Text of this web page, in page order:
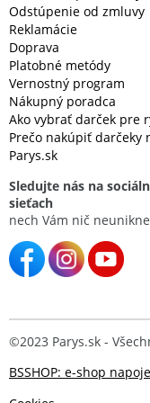
Odstúpenie od zmluvy
Reklamácie
Doprava
Platobné metódy
Vernostný program
Nákupný poradca
Ako vybrať darček pre
Prečo nakúpiť darčeky
Parys.sk
Sledujte nás na
sieťach
nech Vám nič neunikne
©2023 Parys.sk -
BSSHOP: e-shop